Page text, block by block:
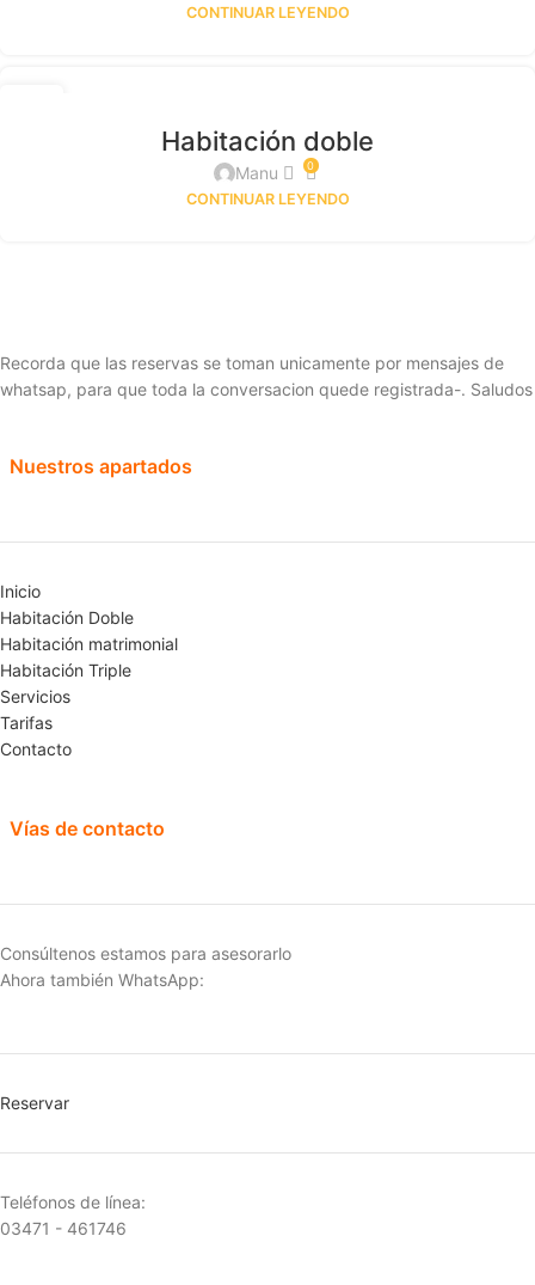
CONTINUAR LEYENDO
Habitación doble
Manu 0
CONTINUAR LEYENDO
Recorda que las reservas se toman unicamente por mensajes de
whatsap, para que toda la conversacion quede registrada-. Saludos
Nuestros apartados
Inicio
Habitación Doble
Habitación matrimonial
Habitación Triple
Servicios
Tarifas
Contacto
Vías de contacto
Consúltenos estamos para asesorarlo
Ahora también WhatsApp:
Reservar
Teléfonos de línea:
03471 - 461746